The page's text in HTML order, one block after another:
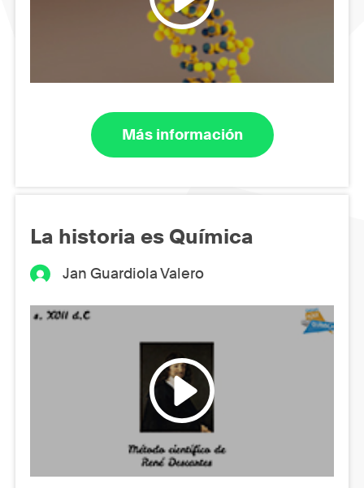
Más información
La historia es Química
Jan Guardiola Valero